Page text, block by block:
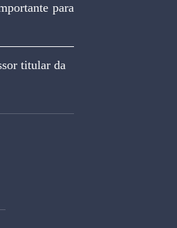
para
titular da